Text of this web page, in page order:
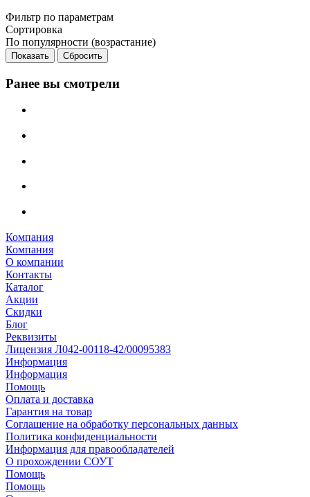
Фильтр по параметрам
Сортировка
По популярности (возрастание)
Сбросить
Ранее вы смотрели
Компания
Компания
О компании
Контакты
Каталог
Акции
Скидки
Блог
Реквизиты
Лицензия Л042-00118-42/00095383
Информация
Информация
Помощь
Оплата и доставка
Гарантия на товар
Соглашение на обработку персональных данных
Политика конфиденциальности
Информация для правообладателей
О прохождении СОУТ
Помощь
Помощь